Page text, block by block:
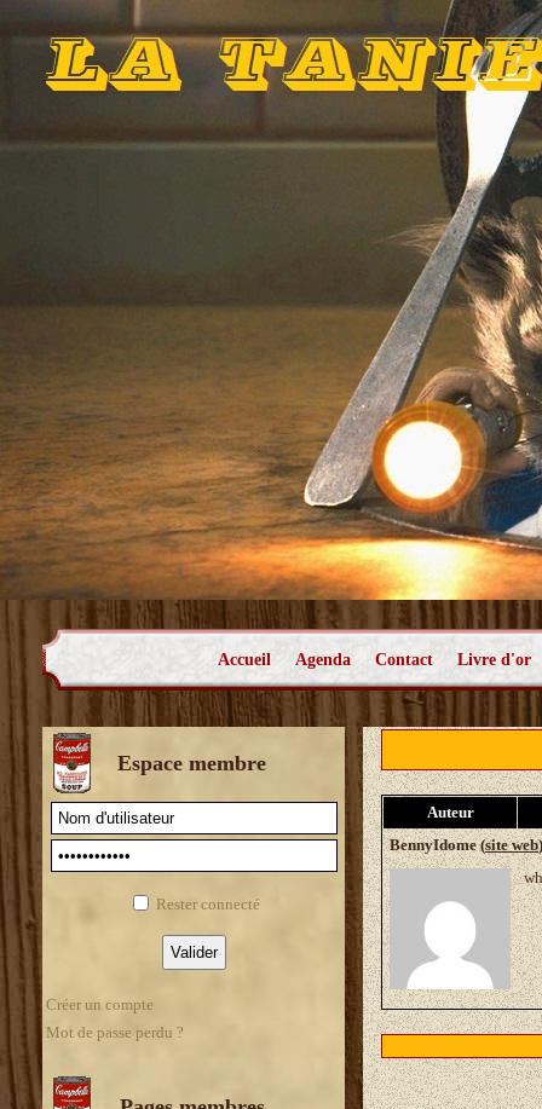
Accueil Agenda Contact Livre d'or
Espace membre
Rester connecté
Créer un compte
Mot de passe perdu ?
Auteur
BennyIdome (site web)